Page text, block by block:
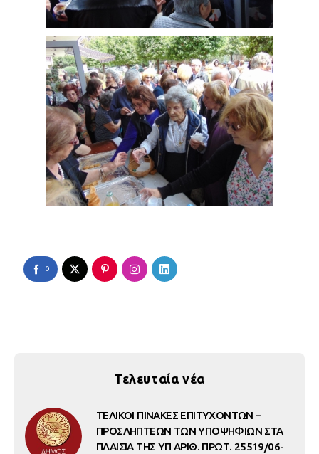
0
Τελευταία νέα
ΤΕΛΙΚΟΙ ΠΙΝΑΚΕΣ ΕΠΙΤΥΧΟΝΤΩΝ –
ΠΡΟΣΛΗΠΤΕΩΝ ΤΩΝ ΥΠΟΨΗΦΙΩΝ ΣΤΑ
ΠΛΑΙΣΙΑ ΤΗΣ ΥΠ ΑΡΙΘ. ΠΡΩΤ. 25519/06-